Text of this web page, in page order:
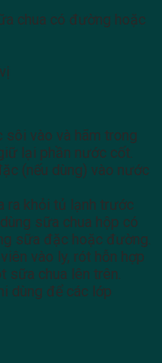
chua có đường hoặc
sôi vào và hãm trong
lại phần nước cốt.
(nếu dùng) vào nước
ra khỏi tủ lạnh trước
sữa chua hộp có
sữa đặc hoặc đường.
vào ly, rót hỗn hợp
sữa chua lên trên.
dùng để các lớp